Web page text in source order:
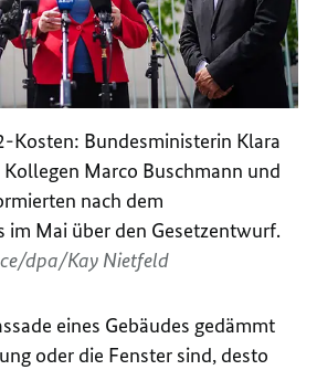
Kosten: Bundesministerin Klara
Marco Buschmann und
nach dem
im Mai über den Gesetzentwurf.
dpa/Kay Nietfeld
eines Gebäudes gedämmt
oder die Fenster sind, desto